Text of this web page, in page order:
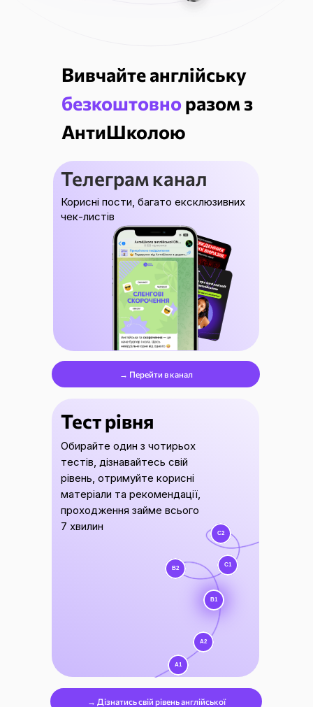
→ Дізнатись свій рівень англійської
Обирайте один з чотирьох
тестів, дізнавайтесь свій
рівень, отримуйте корисні
матеріали та рекомендації,
проходження займе всього
7 хвилин
Корисні пости, багато ексклюзивних
чек-листів
Телеграм канал
→ Перейти в канал
Тест рівня
B2
B2
B1
B1
Вивчайте англійську
безкоштовноразом з
АнтиШколою
C1
C1
A1
A1
A2
A2
C2
C2